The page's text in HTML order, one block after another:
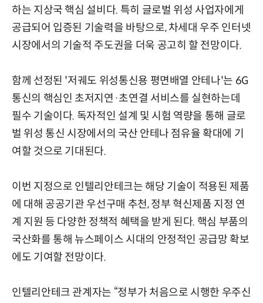
하는 지상국 핵심 설비다. 특히 글로벌 위성 사업자에게
공급되어 입증된 기술력을 바탕으로, 차세대 우주 인터넷
시장에서의 기술적 주도권을 더욱 공고히 할 전망이다.
함께 선정된 '저궤도 위성통신용 평면배열 안테나'는 6G
통신의 핵심인 초저지연·초연결 서비스를 실현하는데
필수 기술이다. 독자적인 설계 및 시험 역량을 통해 글로
벌 위성 통신 시장에서의 국산 안테나 점유율 확대에 기
여할 것으로 기대된다.
이번 지정으로 인텔리안테크는 해당 기술이 적용된 제품
에 대해 공공기관 우선구매 추천, 정부 혁신제품 지정 연
계 지원 등 다양한 정책적 혜택을 받게 된다. 핵심 부품의
국산화를 통해 뉴스페이스 시대의 안정적인 공급망 확보
에도 기여할 전망이다.
인텔리안테크 관계자는 “정부가 처음으로 시행한 우주신